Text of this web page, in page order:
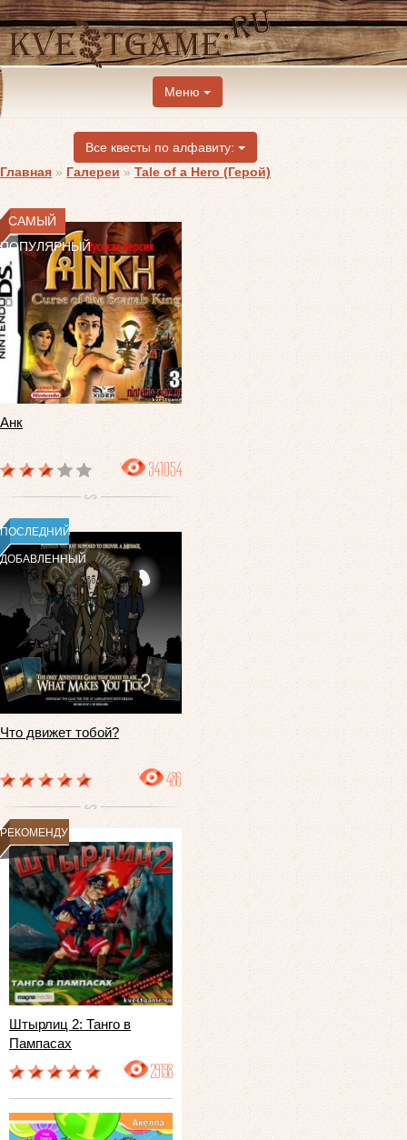
Меню
Все квесты по алфавиту:
Главная » Галереи » Tale of a Hero (Герой)
САМЫЙ
ПОПУЛЯРНЫЙ
Анк
341054
ПОСЛЕДНИЙ
ДОБАВЛЕННЫЙ
Что движет тобой?
486
РЕКОМЕНДУЕМ
Штырлиц 2: Танго в
Пампасах
29198